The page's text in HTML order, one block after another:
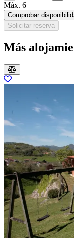
Máx. 6
Comprobar
Solicitar reserva
Más